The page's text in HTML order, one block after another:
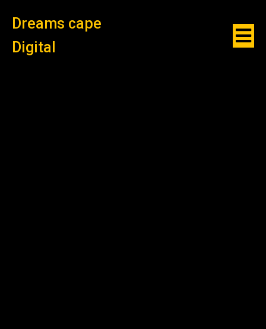
Dreams cape
Digital